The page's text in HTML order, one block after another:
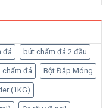
đá bút chấm đá 2 đầu
chấm đá Bột Đắp Móng
(1KG)